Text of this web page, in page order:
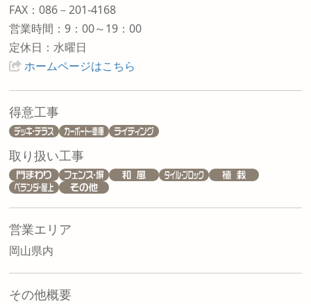
FAX：086－201-4168
営業時間：9：00～19：00
定休日：水曜日
ホームページはこちら
得意工事
取り扱い工事
営業エリア
岡山県内
その他概要